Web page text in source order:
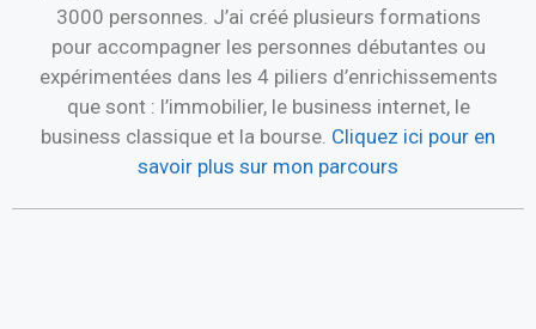
3000 personnes. J’ai créé plusieurs formations
pour accompagner les personnes débutantes ou
expérimentées dans les 4 piliers d’enrichissements
que sont : l’immobilier, le business internet, le
business classique et la bourse. Cliquez ici pour en
savoir plus sur mon parcours